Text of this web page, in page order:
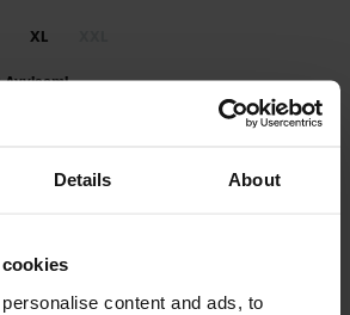
Details About
content and ads, to
XL
Avvisami